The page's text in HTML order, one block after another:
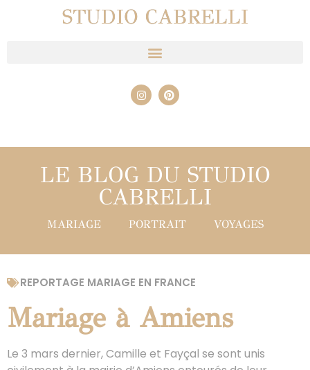
STUDIO CABRELLI
LE BLOG DU STUDIO
CABRELLI
MARIAGE PORTRAIT VOYAGES
REPORTAGE MARIAGE EN FRANCE
Mariage à Amiens
Le 3 mars dernier, Camille et Fayçal se sont unis